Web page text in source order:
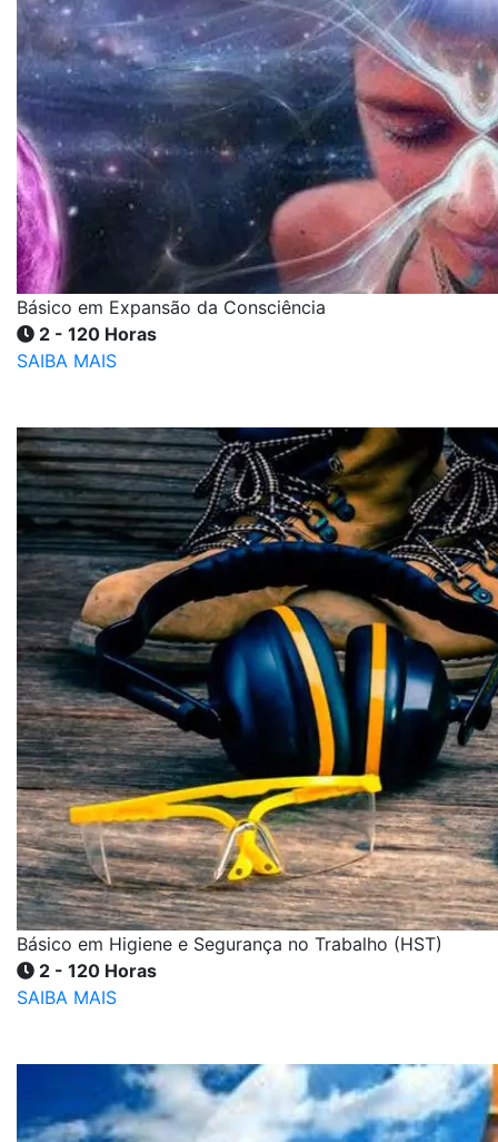
Básico em Expansão da Consciência
2 - 120 Horas
SAIBA MAIS
Básico em Higiene e Segurança no Trabalho (HST)
2 - 120 Horas
SAIBA MAIS